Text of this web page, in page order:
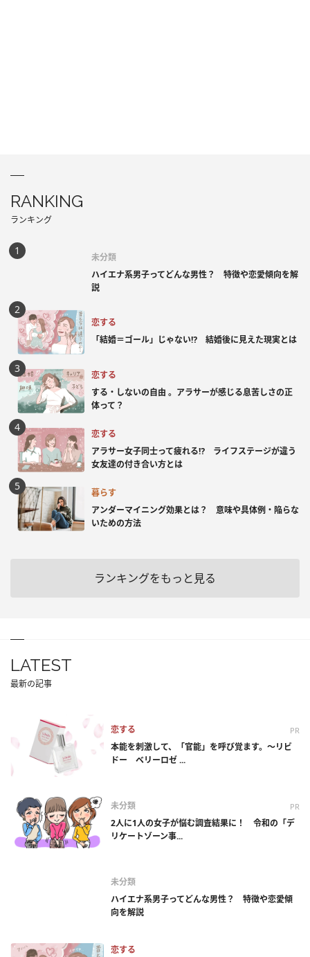
RANKING
ランキング
未分類
ハイエナ系男子ってどんな男性？ 特徴や恋愛傾向を解
説
恋する
「結婚＝ゴール」じゃない⁉ 結婚後に見えた現実とは
恋する
する・しないの自由 。アラサーが感じる息苦しさの正
体って？
恋する
アラサー女子同士って疲れる⁉ ライフステージが違う
女友達の付き合い方とは
暮らす
アンダーマイニング効果とは？ 意味や具体例・陥らな
いための方法
ランキングをもっと見る
LATEST
最新の記事
恋する PR
本能を刺激して、「官能」を呼び覚ます。～リビ
ドー ベリーロゼ ...
未分類 PR
2人に1人の女子が悩む調査結果に！ 令和の「デ
リケートゾーン事...
未分類
ハイエナ系男子ってどんな男性？ 特徴や恋愛傾
向を解説
恋する